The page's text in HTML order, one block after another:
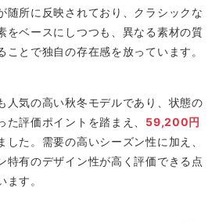
随所に反映されており、クラシックな
をベースにしつつも、異なる素材の質
ことで独自の存在感を放っています。
人気の高い秋冬モデルであり、状態の
た評価ポイントを踏まえ、 59,200円
した。需要の高いシーズン性に加え、
特有のデザイン性が高く評価できる点
す。